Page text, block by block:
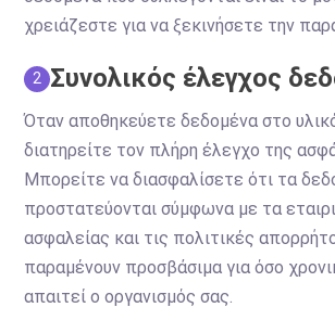
χρειάζεστε για να ξεκινήσετε την
2 Συνολικός έλεγχος
Όταν αποθηκεύετε δεδομένα στο
διατηρείτε τον πλήρη έλεγχο της
Μπορείτε να διασφαλίσετε ότι τα
προστατεύονται σύμφωνα με τα
ασφαλείας και τις πολιτικές
παραμένουν προσβάσιμα για όσο
απαιτεί ο οργανισμός σας.